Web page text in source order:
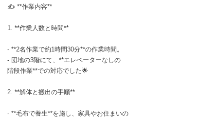
✍ **作業内容**
1. **作業人数と時間**
- **2名作業で約1時間30分**の作業時間。
- 団地の3階にて、**エレベーターなしの
階段作業**での対応でした🌟
2. **解体と搬出の手順**
- **毛布で養生**を施し、家具やお住まいの